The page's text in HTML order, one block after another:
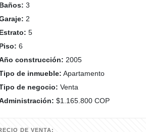
3
2
5
6
construcción: 2005
de inmueble: Apartamento
de negocio: Venta
$1.165.800 COP
DE VENTA: